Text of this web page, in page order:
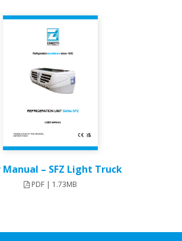
Manual – SFZ Light Truck​
PDF | 1.73MB